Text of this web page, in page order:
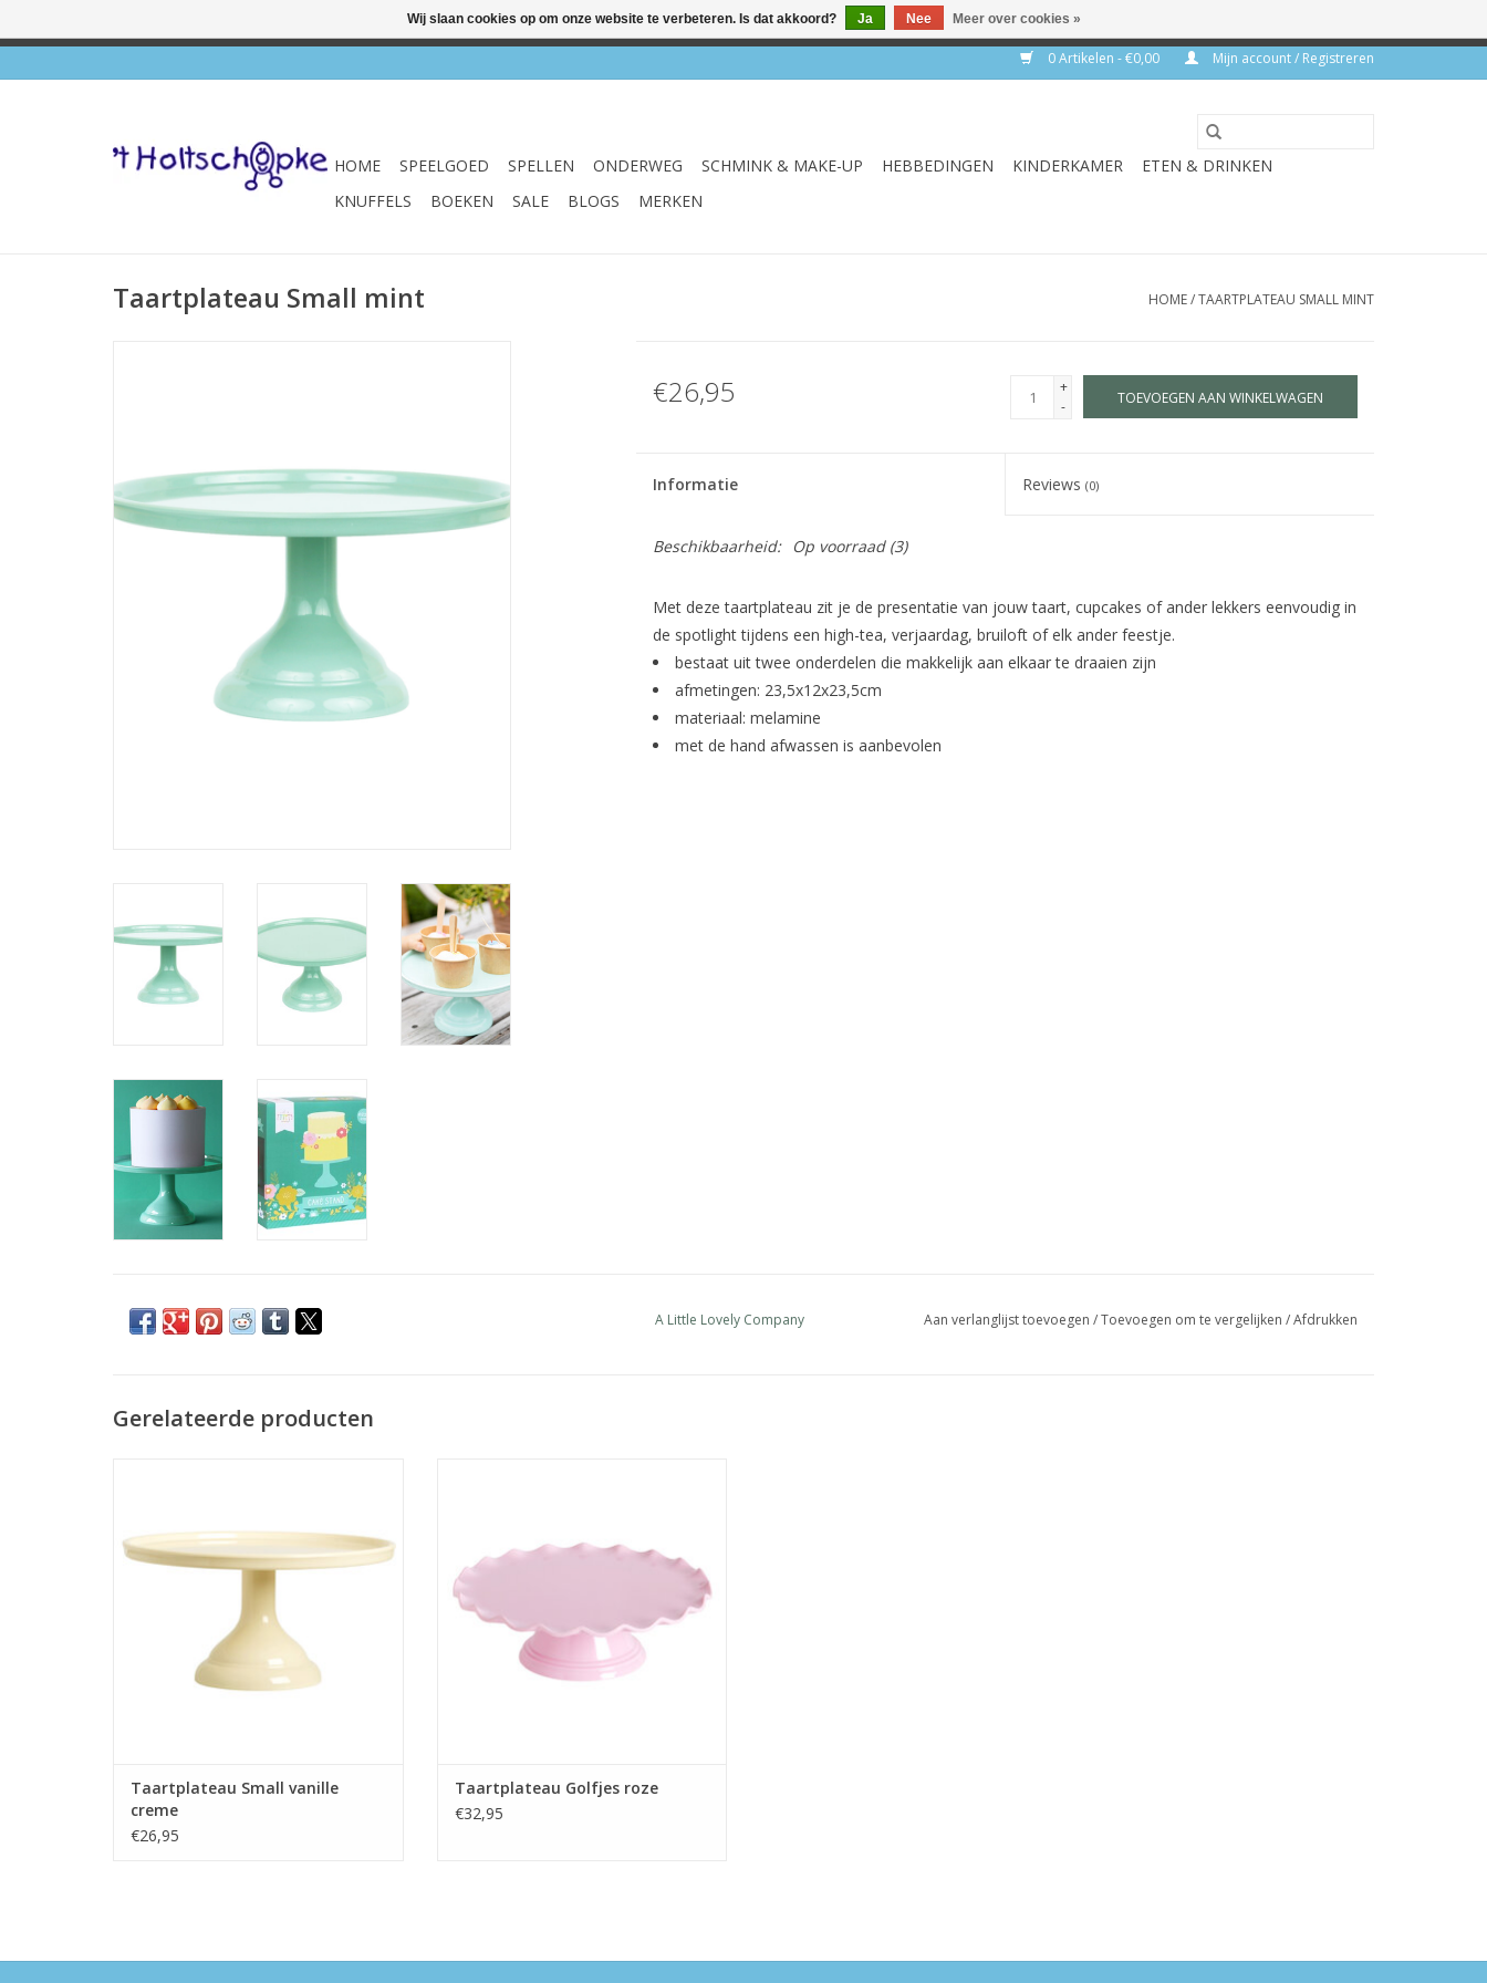
0 Artikelen - €0,00 Mijn account / Registreren
HOME SPEELGOED SPELLEN ONDERWEG SCHMINK & MAKE-UP HEBBEDINGEN KINDERKAMER
ETEN & DRINKEN
KNUFFELS
BOEKEN SALE BLOGS MERKEN
Taartplateau Small mint HOME/TAARTPLATEAU SMALL MINT
€26,95
+
-
TOEVOEGEN AAN WINKELWAGEN
Informatie Reviews(0)
Beschikbaarheid: Op voorraad(3)
Met deze taartplateau zit je de presentatie van jouw taart, cupcakes of ander lekkers eenvoudig in
de spotlight tijdens een high-tea, verjaardag, bruiloft of elk ander feestje.
bestaat uit twee onderdelen die makkelijk aan elkaar te draaien zijn
afmetingen: 23,5x12x23,5cm
materiaal: melamine
met de hand afwassen is aanbevolen
A Little Lovely Company Aan verlanglijst toevoegen /Toevoegen om te vergelijken /Afdrukken
Gerelateerde producten
Taartplateau Small vanille
creme
€26,95
Taartplateau Golfjes roze
€32,95
Wij slaan cookies op om onze website te verbeteren. Is dat akkoord? Ja Nee Meer over cookies »
✔ Winkel & webshop ✔ Gratis verzenden vanaf €75 ✔ Levertijd 1-3 werkdagen